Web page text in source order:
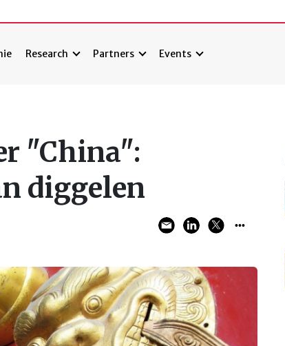
Research Partners Events
"China":
diggelen